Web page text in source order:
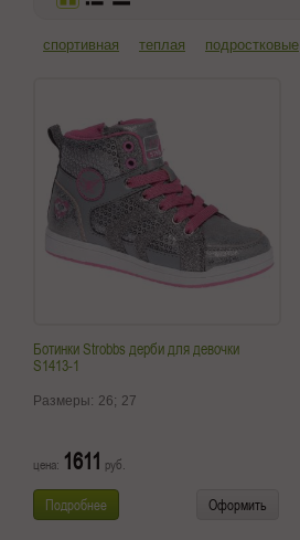
спортивная теплая подростковые
Ботинки Strobbs дерби для девочки
S1413-1
Размеры: 26; 27
цена: 1611 руб.
Подробнее Оформить